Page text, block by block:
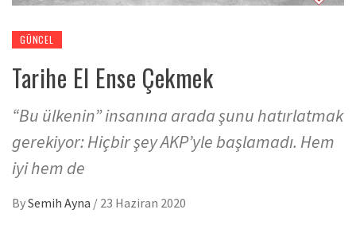
GÜNCEL
Tarihe El Ense Çekmek
“Bu ülkenin” insanına arada şunu hatırlatmak
gerekiyor: Hiçbir şey AKP’yle başlamadı. Hem
iyi hem de
BySemih Ayna / 23 Haziran 2020